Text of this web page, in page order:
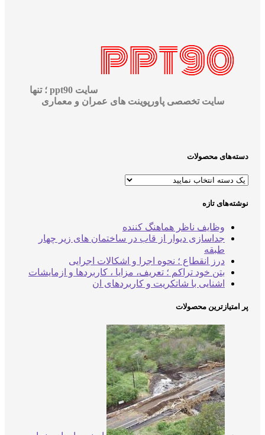
سایت ppt90 ؛ تنها
سایت تخصصی پاورپوینت های عمران و معماری
دسته‌های محصولات
نوشته‌های تازه
وظایف ناظر هماهنگ کننده
جداسازی دیوار از قاب در ساختمان های زیر چهار
طبقه
درز انقطاع ؛ نحوه اجرا و اشکالات اجرایی
بتن خود تراکم ؛ تعریف، مزایا ، کاربردها و ازمایشات
اشنایی با شاتکریت و کاربردهای ان
پر امتیازترین محصولات